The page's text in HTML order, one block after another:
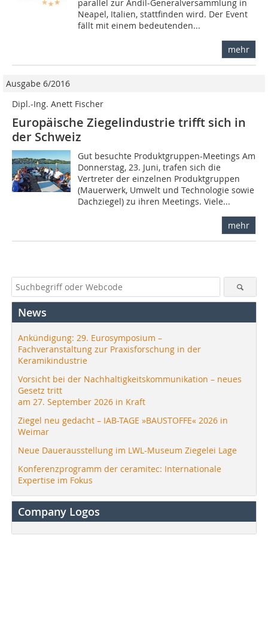
parallel zur Andil-Generalversammlung in
Neapel, Italien, statt­finden wird. Der Event
fällt mit einem bedeutenden...
mehr
Ausgabe 6/2016
Dipl.-Ing. Anett Fischer
Europäische Ziegelindustrie trifft sich in
der Schweiz
Gut besuchte Produktgruppen-Meetings Am
Donnerstag, 23. Juni, trafen sich die
Vertreter der einzelnen Produktgruppen
(Mauerwerk, Umwelt und Technologie sowie
Dachziegel) zu ihren Meetings. Viele...
mehr
News
Ankündigung: 29. Eurosymposium –
Fachveranstaltung zur Praxisforschung in der
Keramikindustrie
Vorsicht bei der Nachhaltigkeitskommunikation – neues
Gesetz tritt
am 27. September 2026 in Kraft
Ziegel neu gedacht – IAB-TAGE »BAUSTOFFE« 2026 in
Weimar
Neue Dauerausstellung im LWL-Museum Ziegelei Lage
Konferenzprogramm der ceramitec: Internationale
Expertise im Fokus
Company Logos